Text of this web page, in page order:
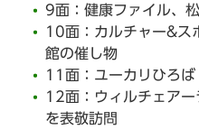
9面：健康ファイル、
10面：カルチャー&ス
館の催し物
11面：ユーカリひろば
12面：ウィルチェア
を表敬訪問